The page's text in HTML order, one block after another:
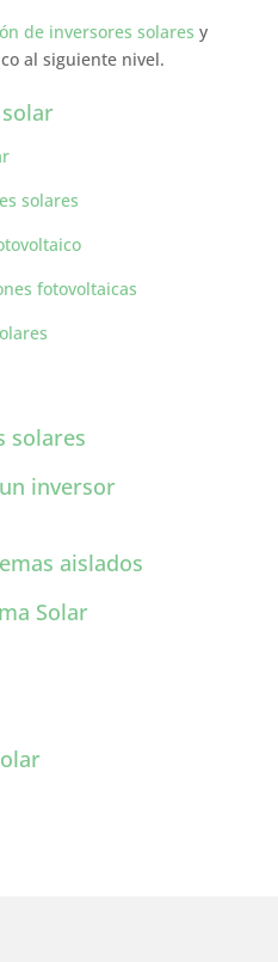
de inversores solares y
al siguiente nivel.
solares
fotovoltaicas
solares
inversor
aislados
Solar